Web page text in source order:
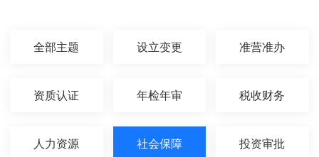
全部主题 设立变更 准营准办
资质认证 年检年审 税收财务
人力资源 社会保障 投资审批